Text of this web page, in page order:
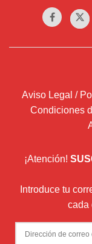
Aviso Legal /
Condiciones
¡Atención!
Introduce tu
cada
Dirección